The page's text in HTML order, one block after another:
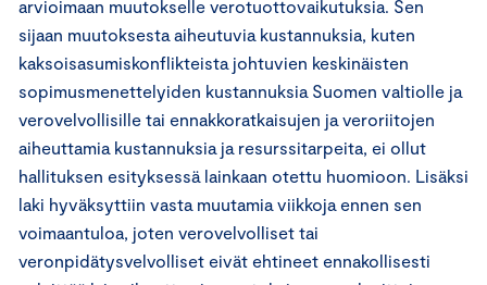
arvioimaan muutokselle verotuottovaikutuksia. Sen
sijaan muutoksesta aiheutuvia kustannuksia, kuten
kaksoisasumiskonflikteista johtuvien keskinäisten
sopimusmenettelyiden kustannuksia Suomen valtiolle ja
verovelvollisille tai ennakkoratkaisujen ja veroriitojen
aiheuttamia kustannuksia ja resurssitarpeita, ei ollut
hallituksen esityksessä lainkaan otettu huomioon. Lisäksi
laki hyväksyttiin vasta muutamia viikkoja ennen sen
voimaantuloa, joten verovelvolliset tai
veronpidätysvelvolliset eivät ehtineet ennakollisesti